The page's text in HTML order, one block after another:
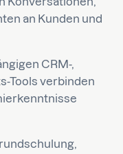
an Kunden und
CRM-,
Tools verbinden